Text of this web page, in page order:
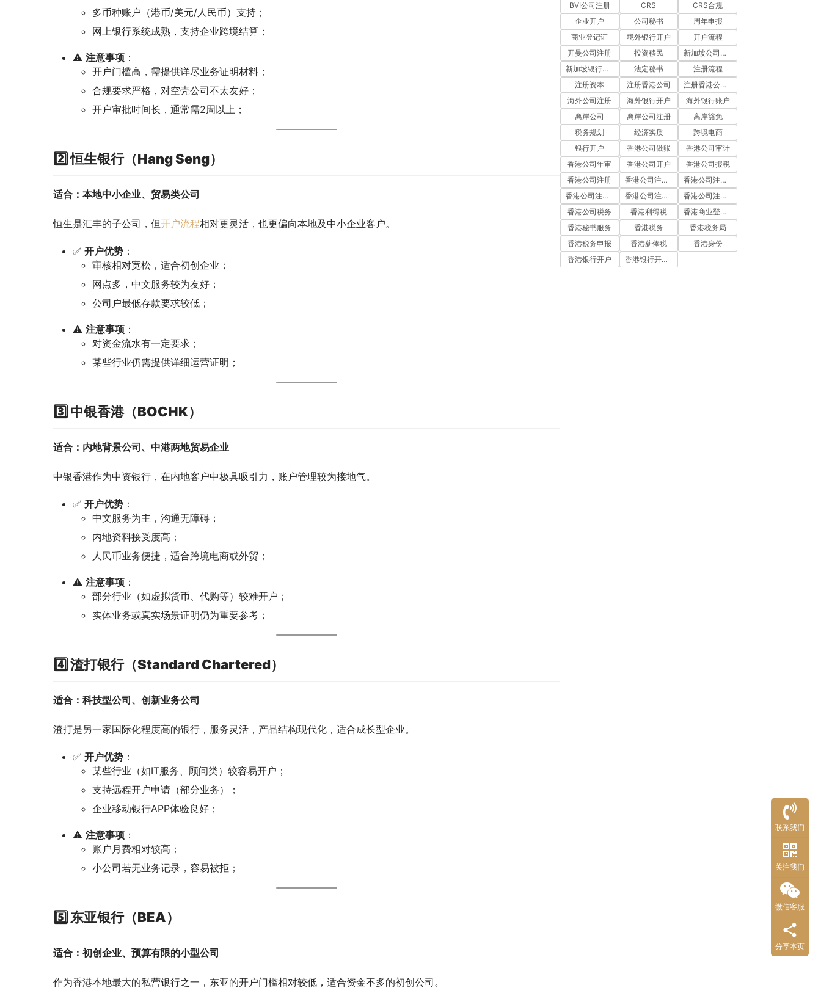
多币种账户（港币/美元/人民币）支持；
网上银行系统成熟，支持企业跨境结算；
⚠️ 注意事项 ：
开户门槛高，需提供详尽业务证明材料；
合规要求严格，对空壳公司不太友好；
开户审批时间长，通常需2周以上；
2️⃣ 恒生银行（Hang Seng）
适合：本地中小企业、贸易类公司
恒生是汇丰的子公司，但开户流程相对更灵活，也更偏向本地及中小企业客户。
✅ 开户优势 ：
审核相对宽松，适合初创企业；
网点多，中文服务较为友好；
公司户最低存款要求较低；
⚠️ 注意事项 ：
对资金流水有一定要求；
某些行业仍需提供详细运营证明；
3️⃣ 中银香港（BOCHK）
适合：内地背景公司、中港两地贸易企业
中银香港作为中资银行，在内地客户中极具吸引力，账户管理较为接地气。
✅ 开户优势 ：
中文服务为主，沟通无障碍；
内地资料接受度高；
人民币业务便捷，适合跨境电商或外贸；
⚠️ 注意事项 ：
部分行业（如虚拟货币、代购等）较难开户；
实体业务或真实场景证明仍为重要参考；
4️⃣ 渣打银行（Standard Chartered）
适合：科技型公司、创新业务公司
渣打是另一家国际化程度高的银行，服务灵活，产品结构现代化，适合成长型企业。
✅ 开户优势 ：
某些行业（如IT服务、顾问类）较容易开户；
支持远程开户申请（部分业务）；
企业移动银行APP体验良好；
⚠️ 注意事项 ：
账户月费相对较高；
小公司若无业务记录，容易被拒；
5️⃣ 东亚银行（BEA）
适合：初创企业、预算有限的小型公司
作为香港本地最大的私营银行之一，东亚的开户门槛相对较低，适合资金不多的初创公司。
BVI公司注册 CRS
CRS合规
企业开户
公司秘书
周年申报
商业登记证
境外银行开户
开户流程
开曼公司注册
投资移民
新加坡公司注册
新加坡银行开户
法定秘书
注册流程
注册资本
注册香港公司
注册香港公司流程
海外公司注册
海外银行开户
海外银行账户
离岸公司
离岸公司注册
离岸豁免
税务规划
经济实质
跨境电商
银行开户
香港公司做账
香港公司审计
香港公司年审
香港公司开户
香港公司报税
香港公司注册
香港公司注册代办
香港公司注册处
香港公司注册流程
香港公司注册费用
香港公司注册资料
香港公司税务
香港利得税
香港商业登记证
香港秘书服务
香港税务
香港税务局
香港税务申报
香港薪俸税
香港身份
香港银行开户
香港银行开户流程
联系我们
关注我们
微信客服
分享本页